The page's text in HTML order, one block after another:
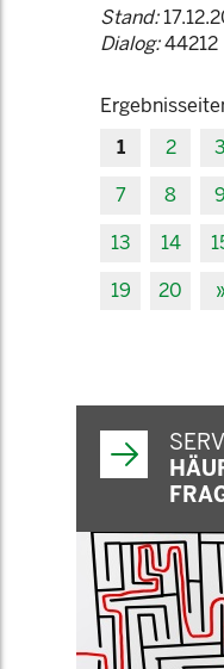
Stand:
Dialog:44212
1
2 3
7
8 9
13
14
19
20 »